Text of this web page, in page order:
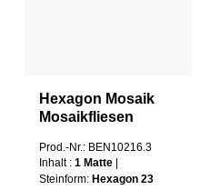
Hexagon Mosaik
Mosaikfliesen
Matte
Prod.-Nr.: BEN10216.3
Inhalt : 1 Matte
Steinform: Hexagon 23